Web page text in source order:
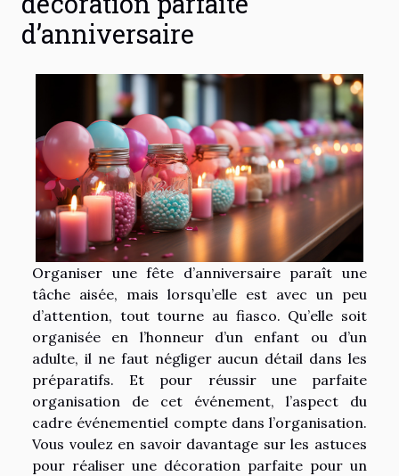
d’anniversaire
Organiser une fête d’anniversaire paraît une
tâche aisée, mais lorsqu’elle est avec un peu
d’attention, tout tourne au fiasco. Qu’elle soit
organisée en l’honneur d’un enfant ou d’un
adulte, il ne faut négliger aucun détail dans les
préparatifs. Et pour réussir une parfaite
organisation de cet événement, l’aspect du
cadre événementiel compte dans l’organisation.
Vous voulez en savoir davantage sur les astuces
pour réaliser une décoration parfaite pour un